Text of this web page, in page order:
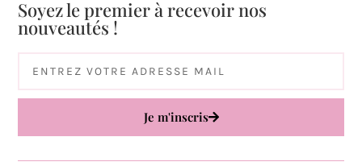
Soyez le premier à recevoir nos
nouveautés !
Je m'inscris